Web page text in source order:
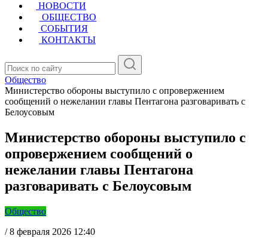
НОВОСТИ
ОБЩЕСТВО
СОБЫТИЯ
КОНТАКТЫ
Общество
Министерство обороны выступило с опровержением
сообщений о нежелании главы Пентагона разговаривать с
Белоусовым
Министерство обороны выступило с
опровержением сообщений о
нежелании главы Пентагона
разговаривать с Белоусовым
Общество
/ 8 февраля 2026 12:40